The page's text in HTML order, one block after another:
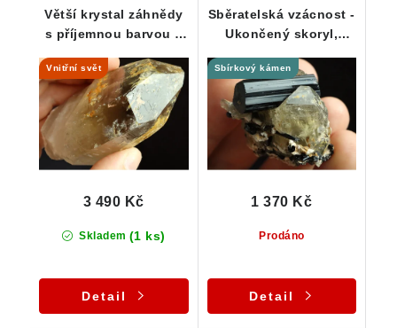
Větší krystal záhnědy
s příjemnou barvou a
Vnitřní svět
Skladem (1 ks)
3 490 Kč
Detail
Sběratelská vzácnost -
Ukončený skoryl,
jehličky skorylů
Sbírkový kámen
Prodáno
1 370 Kč
Detail